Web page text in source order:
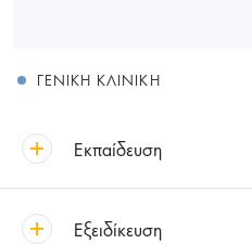
ΓΕΝΙΚΉ ΚΛΙΝΙΚΉ
Εκπαίδευση
Εξειδίκευση